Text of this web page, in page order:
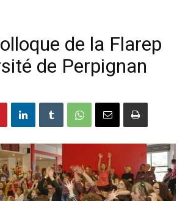
de la Flarep
de Perpignan